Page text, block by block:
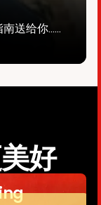
送给你……
好